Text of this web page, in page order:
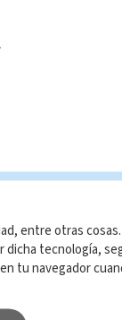
entre otras cosas.
dicha tecnología,
tu navegador